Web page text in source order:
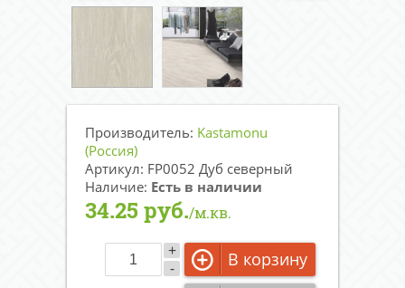
Производитель: Kastamonu
(Россия)
Артикул: FP0052 Дуб северный
Наличие: Есть в наличии
34.25 руб./м.кв.
-
+ В корзину